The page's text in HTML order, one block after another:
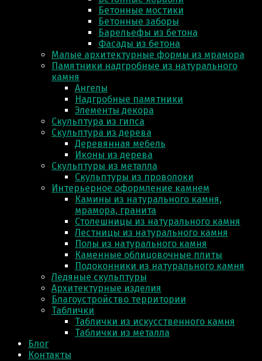
Бетонные мостики
Бетонные заборы
Барельефы из бетона
Фасады из бетона
Малые архитектурные формы из мрамора
Памятники надгробные из натурального
камня
Ангелы
Надгробные памятники
Элементы декора
Скульптура из гипса
Скульптура из деревa
Деревянная мебель
Иконы из дерева
Скульптуры из металла
Скульптуры из проволоки
Интерьерное оформление камнем
Камины из натурального камня,
мрамора, гранита
Столешницы из натурального камня
Лестницы из натурального камня
Полы из натурального камня
Каменные облицовочные плиты
Подоконники из натурального камня
Ледяные скульптуры
Архитектурные изделия
Благоустройство территории
Таблички
Таблички из искусственного камня
Таблички из металла
Блог
Контакты